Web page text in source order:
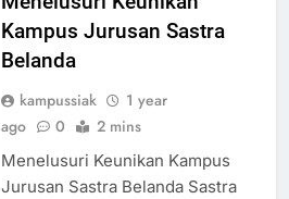
Kampus Jurusan Sastra
Belanda
kampussiak
1 year
ago
0 2 mins
Menelusuri Keunikan Kampus
Jurusan Sastra Belanda Sastra